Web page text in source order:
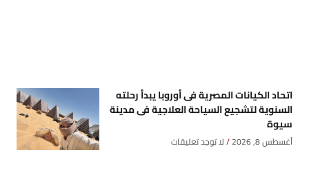
اتحاد الكيانات المصرية فى أوروبا يبدأ رحلته
السنوية لتشجيع السياحة العلاجية فى مدينة
سيوة
أغسطس 8, 2026 لا توجد تعليقات